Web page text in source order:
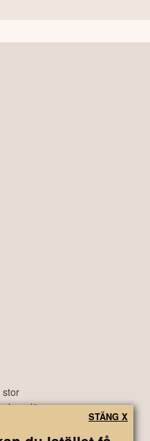
stor
läsare.
STÄNG X